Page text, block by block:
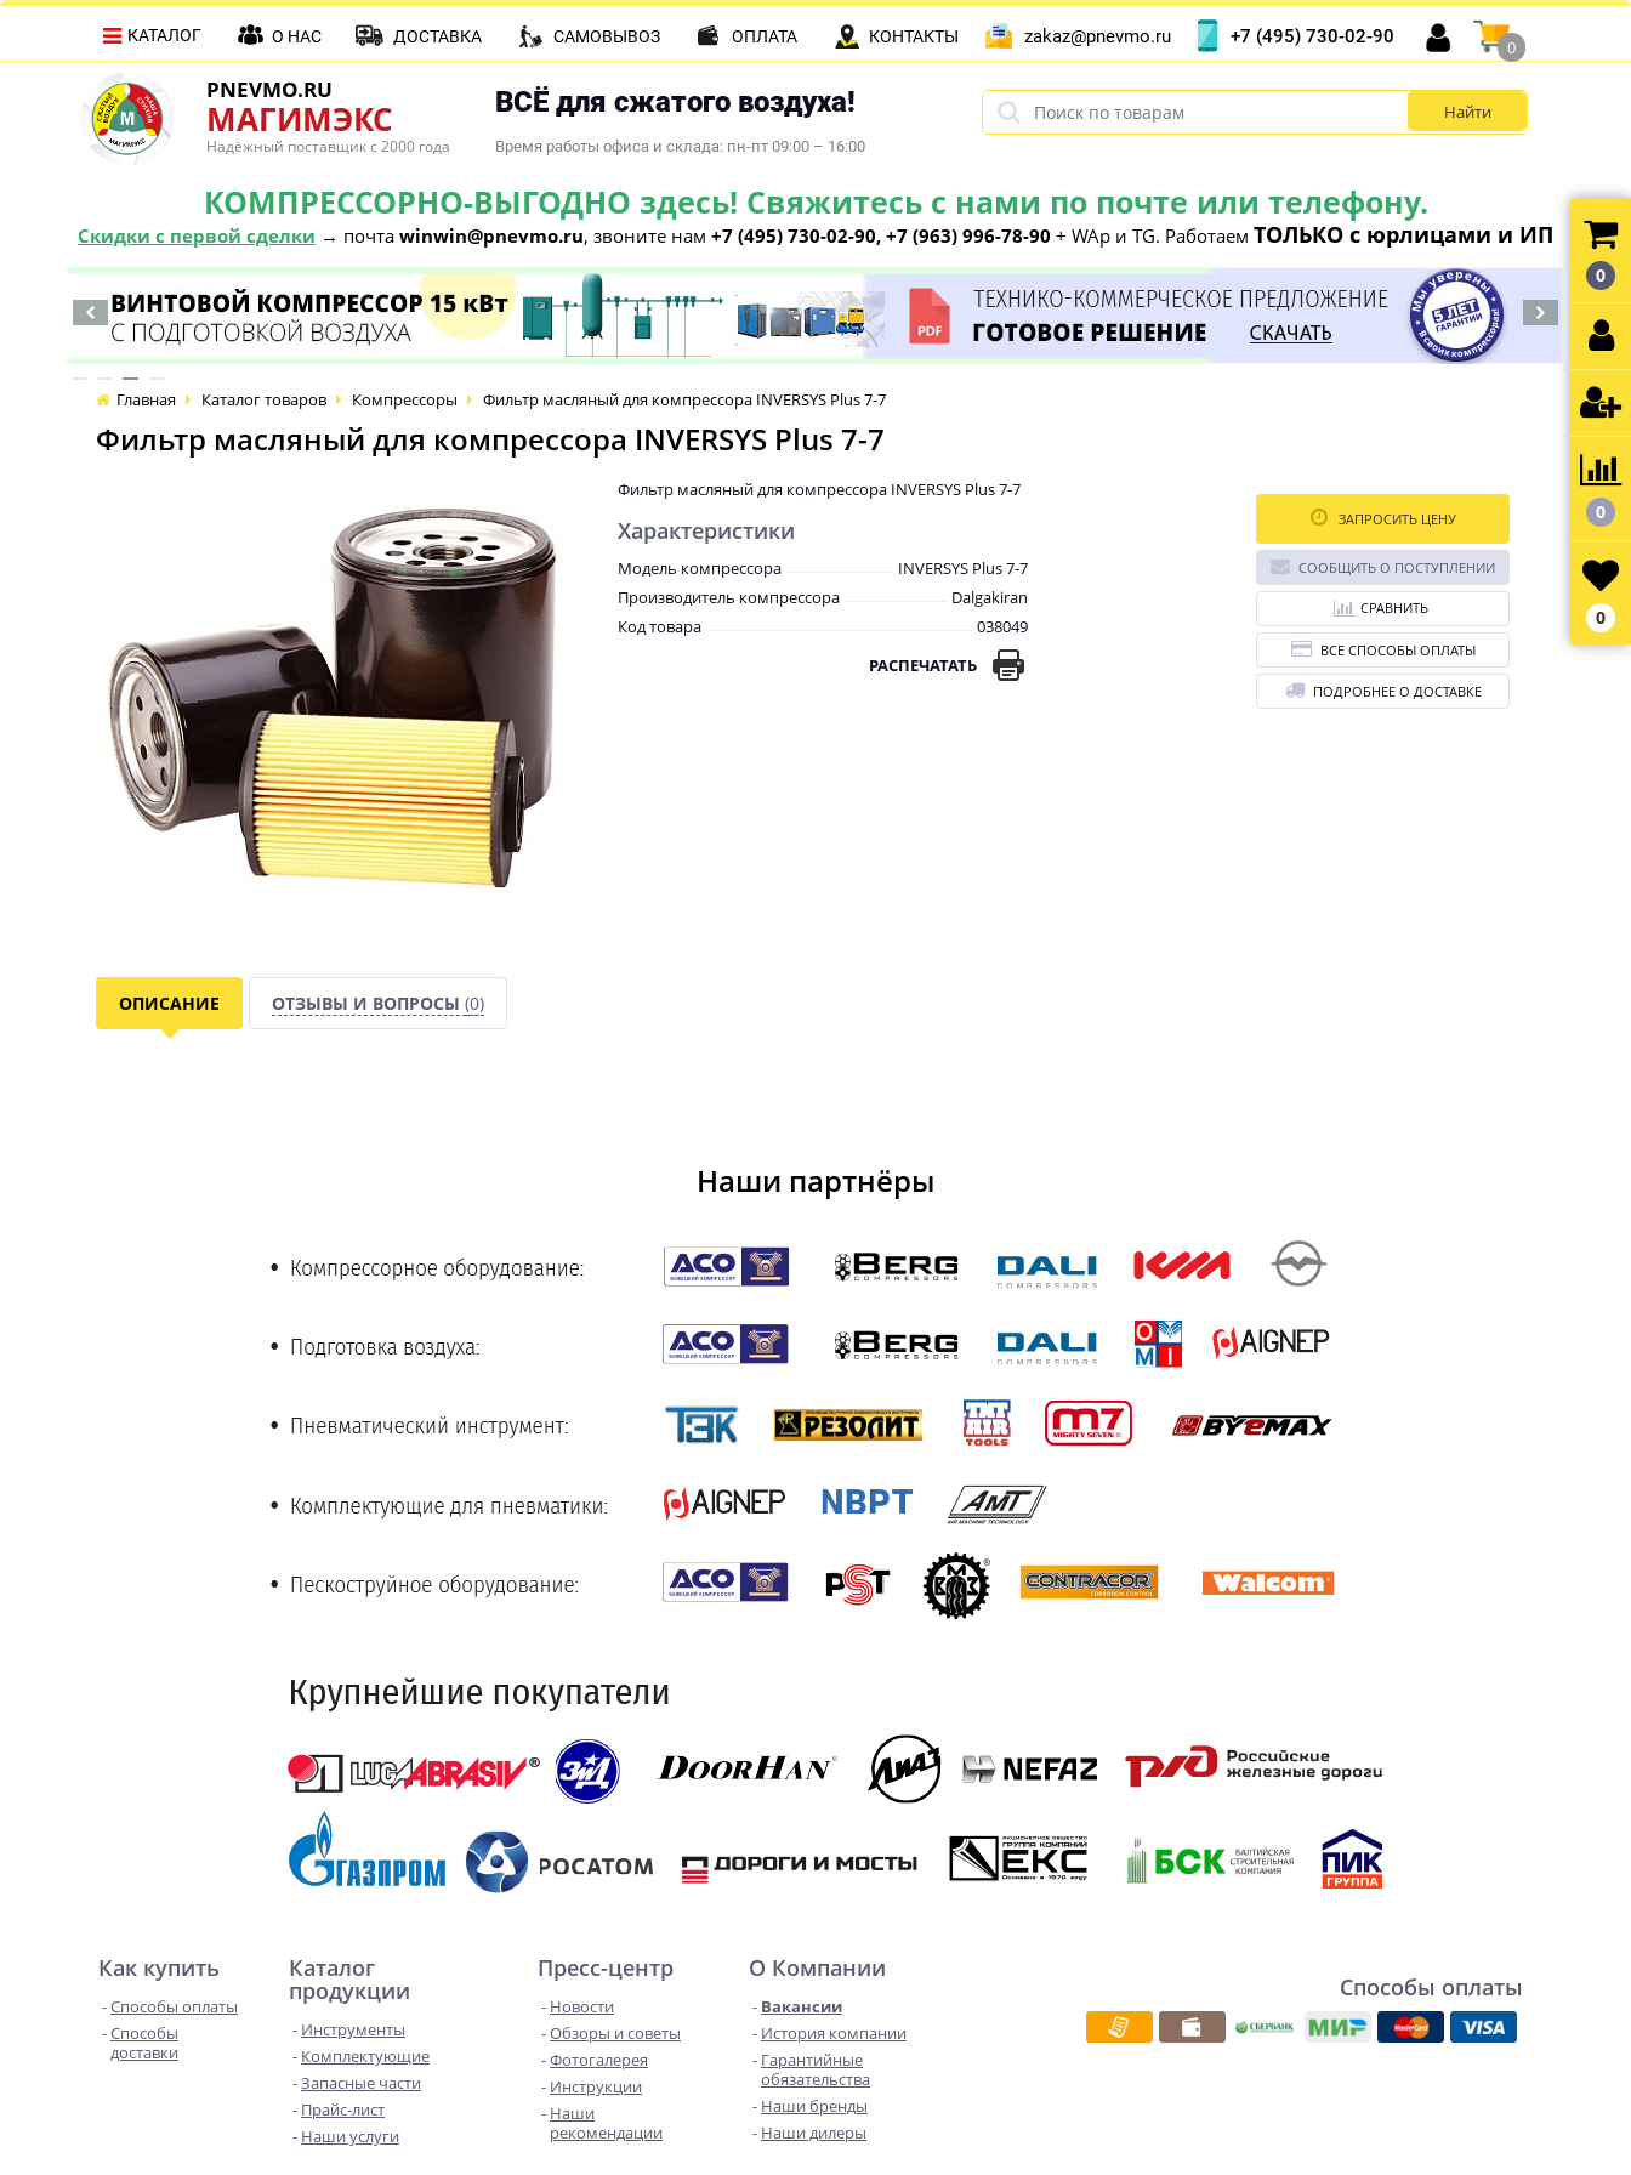
PNEVMO.RU
МАГИМЭКС
Надёжный поставщик с 2000 года
ВСЁ для сжатого воздуха!
Время работы офиса и склада: пн-пт 09:00 – 16:00
КОМПРЕССОРНО-ВЫГОДНО здесь! Свяжитесь с нами по почте или телефону.
Скидки с первой сделки → почта winwin@pnevmo.ru, звоните нам +7 (495) 730-02-90, +7 (963) 996-78-90 + WAp и TG. Работаем ТОЛЬКО с юрлицами и ИП
КАТАЛОГ О НАС ДОСТАВКА САМОВЫВОЗ ОПЛАТА КОНТАКТЫ zakaz@pnevmo.ru +7 (495) 730-02-90
0
Главная Каталог товаров Компрессоры Фильтр масляный для компрессора INVERSYS Plus 7-7
Фильтр масляный для компрессора INVERSYS Plus 7-7
Фильтр масляный для компрессора INVERSYS Plus 7-7
Характеристики
Модель компрессора
INVERSYS Plus 7-7
Производитель компрессора
Dalgakiran
Код товара
038049
РАСПЕЧАТАТЬ
ЗАПРОСИТЬ ЦЕНУ
СООБЩИТЬ О ПОСТУПЛЕНИИ
СРАВНИТЬ
ВСЕ СПОСОБЫ ОПЛАТЫ
ПОДРОБНЕЕ О ДОСТАВКЕ
ОПИСАНИЕ ОТЗЫВЫ И ВОПРОСЫ (0)
Наши партнёры
Как купить
Способы оплаты
Способы
доставки
Каталог
продукции
Инструменты
Комплектующие
Запасные части
Прайс-лист
Наши услуги
Пресс-центр
Новости
Обзоры и советы
Фотогалерея
Инструкции
Наши
рекомендации
О Компании
Вакансии
История компании
Гарантийные
обязательства
Наши бренды
Наши дилеры
Способы оплаты
0
0
0